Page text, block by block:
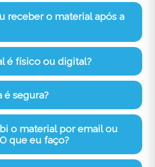
receber o material após a
é físico ou digital?
é segura?
o material por email ou
que eu faço?